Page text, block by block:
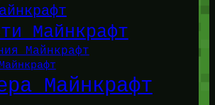
Майнкрафт
Майнкрафт
Майнкрафт